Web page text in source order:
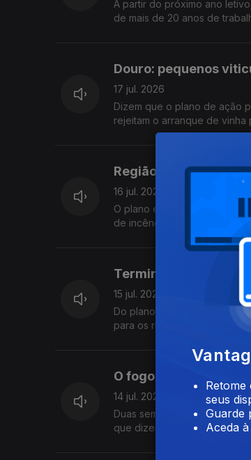
A partir do próximo ano
de mais de 20 anos de
Douro: pequenos
17 jul. 2026
Dizem que o plano de ação
rejeitam o arranque de vinha
Região do Cávado
16 jul. 2026
O plano estratégico acaba
de incêndio, gerir melhor a
Termina hoje a
15 jul. 2026
Do plano que pode acelerar
para os riscos da proposta e
O fogo passou mas
14 jul. 2026
Duas semanas depois do
que dizem ter sido
seus
Guarde
Aceda